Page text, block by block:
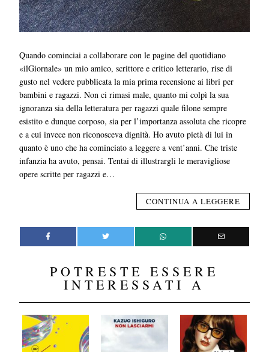
Quando cominciai a collaborare con le pagine del quotidiano
«ilGiornale» un mio amico, scrittore e critico letterario, rise di
gusto nel vedere pubblicata la mia prima recensione ai libri per
bambini e ragazzi. Non ci rimasi male, quanto mi colpì la sua
ignoranza sia della letteratura per ragazzi quale filone sempre
esistito e dunque corposo, sia per l’importanza assoluta che ricopre
e a cui invece non riconosceva dignità. Ho avuto pietà di lui in
quanto è uno che ha cominciato a leggere a vent’anni. Che triste
infanzia ha avuto, pensai. Tentai di illustrargli le meravigliose
opere scritte per ragazzi e…
CONTINUA A LEGGERE
POTRESTE ESSERE
INTERESSATI A